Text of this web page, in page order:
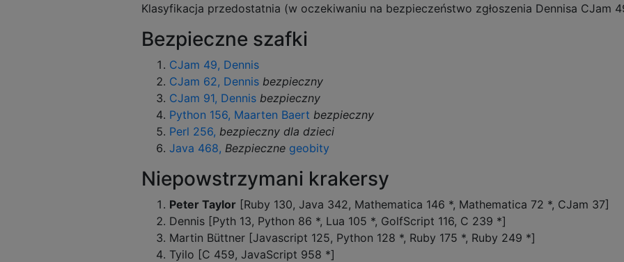
Klasyfikacja przedostatnia (w oczekiwaniu na bezpieczeństwo zgłoszenia Dennisa CJam
Bezpieczne szafki
CJam 49, Dennis
CJam 62, Dennis bezpieczny
CJam 91, Dennis bezpieczny
Python 156, Maarten Baert bezpieczny
Perl 256, bezpieczny dla dzieci
Java 468, Bezpieczne geobity
Niepowstrzymani krakersy
Peter Taylor [Ruby 130, Java 342, Mathematica 146 *, Mathematica 72 *, CJam 37]
Dennis [Pyth 13, Python 86 *, Lua 105 *, GolfScript 116, C 239 *]
Martin Büttner [Javascript 125, Python 128 *, Ruby 175 *, Ruby 249 *]
Tyilo [C 459, JavaScript 958 *]